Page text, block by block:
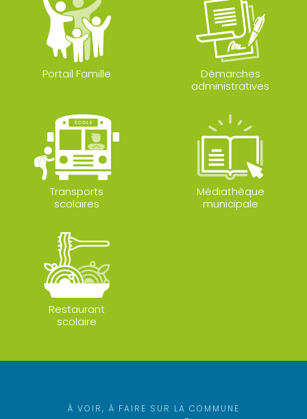
Portail Famille
Démarches
administratives
Transports
scolaires
Médiathèque
municipale
Restaurant
scolaire
À VOIR, À FAIRE SUR LA COMMUNE